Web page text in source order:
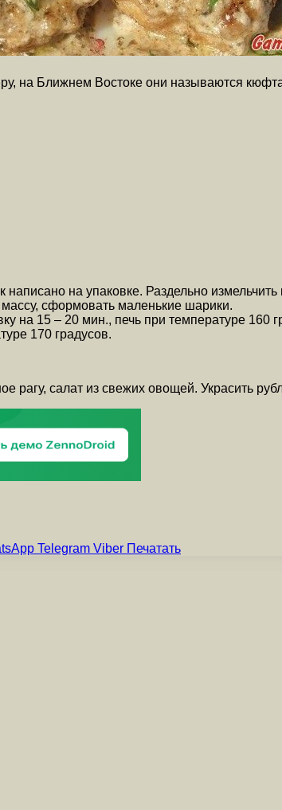
на Ближнем Востоке они называются
на упаковке. Раздельно
сформовать маленькие шарики.
на 15 – 20 мин., печь при температуре 160
170 градусов.
салат из свежих овощей. Украсить
Telegram Viber Печатать